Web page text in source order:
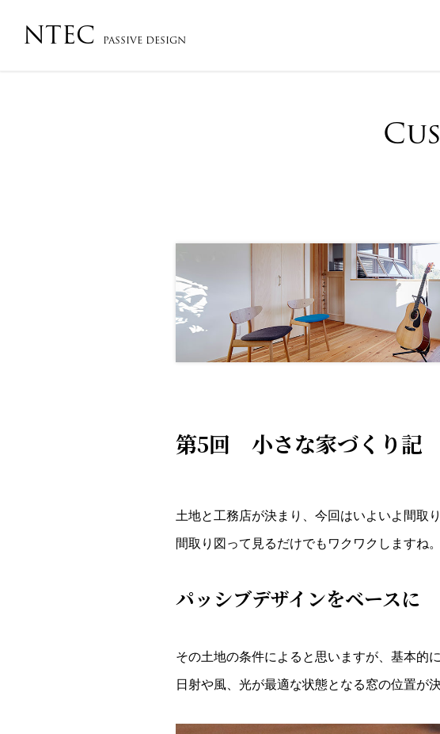
NTEC PASSIVE DESIGN
第5回 小さな家づくり記
土地と工務店が決まり、今回はいよいよ間取
間取り図って見るだけでもワクワクしますね。
パッシブデザインをベースに
その土地の条件によると思いますが、 基本的
日射や風、光が最適な状態となる窓の位置が